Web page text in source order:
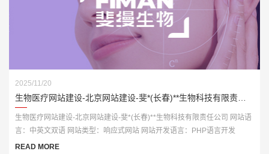
2025/11/20
生物医疗网站建设-北京网站建设-斐*(长春)**生物科技有限责任公司 网站语
言：中英文双语 网站类型：响应式网站 网站开发语言：PHP语言开发
READ MORE